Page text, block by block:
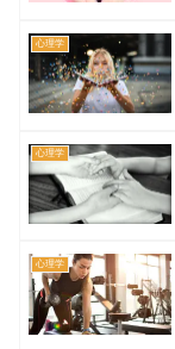
心理学
心理学
心理学